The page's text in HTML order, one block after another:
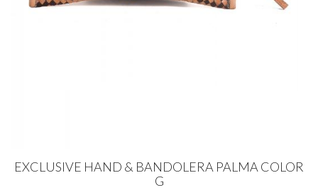
EXCLUSIVE HAND & BANDOLERA PALMA COLOR
G